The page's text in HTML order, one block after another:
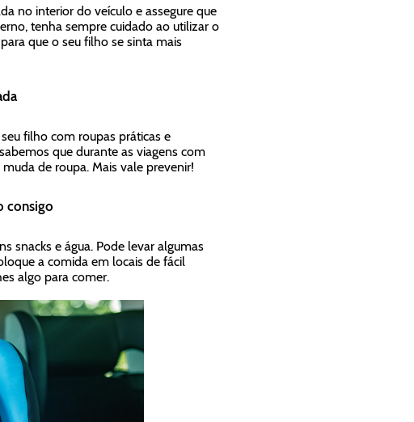
no interior do veículo e assegure que
tenha sempre cuidado ao utilizar o
que o seu filho se sinta mais
filho com roupas práticas e
que durante as viagens com
de roupa. Mais vale prevenir!
consigo
snacks e água. Pode levar algumas
a comida em locais de fácil
algo para comer.